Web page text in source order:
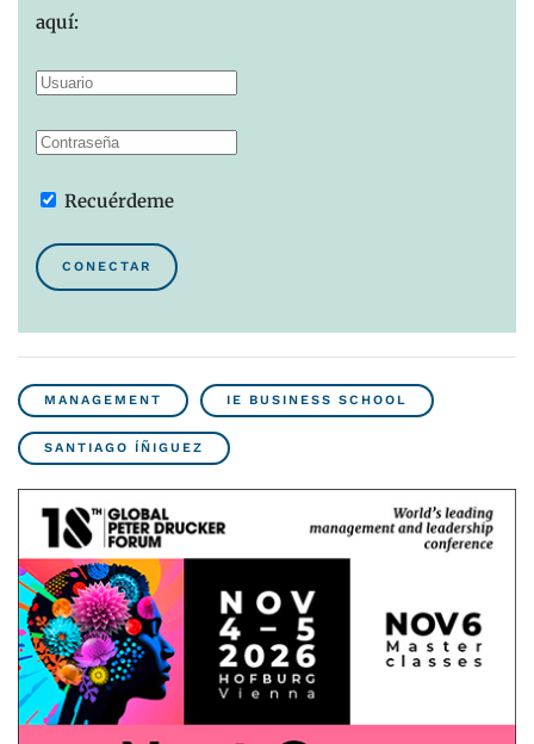
aquí:
Recuérdeme
CONECTAR
MANAGEMENT IE BUSINESS SCHOOL
SANTIAGO ÍÑIGUEZ